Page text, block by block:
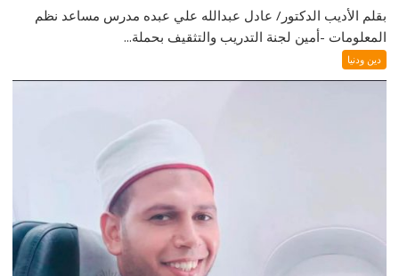
بقلم الأديب الدكتور/ عادل عبدالله علي عبده مدرس مساعد نظم
المعلومات -أمين لجنة التدريب والتثقيف بحملة...
دين ودنيا